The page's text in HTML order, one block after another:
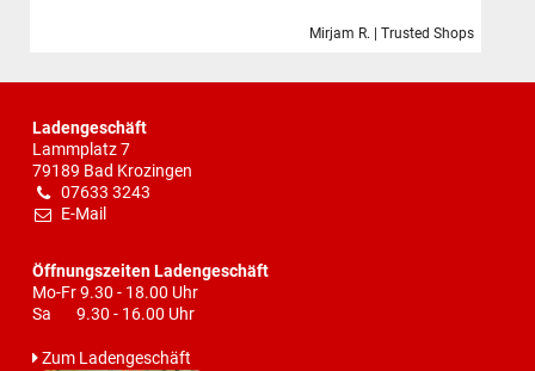
Mirjam R. | Trusted Shops
Ladengeschäft
Lammplatz 7
79189 Bad Krozingen
07633 3243
E-Mail
Öffnungszeiten Ladengeschäft
Mo-Fr 9.30 - 18.00 Uhr
Sa 9.30 - 16.00 Uhr
Zum Ladengeschäft